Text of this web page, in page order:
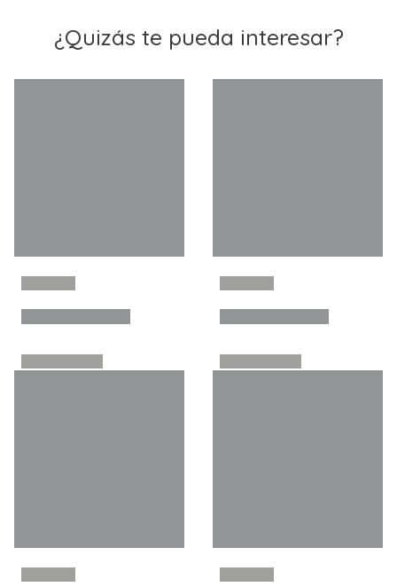
¿Quizás te pueda interesar?